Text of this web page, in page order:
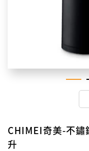
CHIMEI奇美-不
升